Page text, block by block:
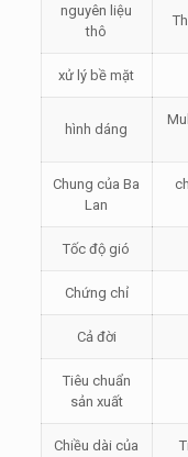
nguyên liệu
thô
xử lý bề mặt
hình dáng
Chung của Ba
Lan
Tốc độ gió
Chứng chỉ
Cả đời
Tiêu chuẩn
sản xuất
Chiều dài của